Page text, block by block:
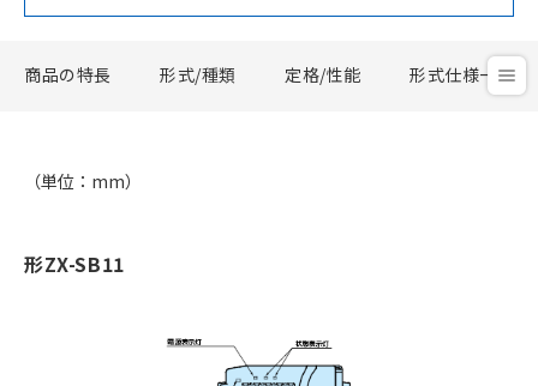
商品の特長 形式/種類 定格/性能 形式仕様一覧
（単位：mm）
形ZX-SB11